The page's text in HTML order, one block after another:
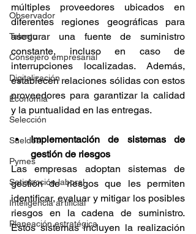
Observador
Talento
Consejero empresarial
Digitalización
Economía
Selección
Sueldos
Pymes
Satisfacción laboral
Inteligencia artificial
Planeación estratégica
múltiples proveedores ubicados en
diferentes regiones geográficas para
asegurar una fuente de suministro
constante, incluso en caso de
interrupciones localizadas. Además,
establecen relaciones sólidas con estos
proveedores para garantizar la calidad
y la puntualidad en las entregas.
Implementación de sistemas de
gestión de riesgos
Las empresas adoptan sistemas de
gestión de riesgos que les permiten
identificar, evaluar y mitigar los posibles
riesgos en la cadena de suministro.
Estos sistemas incluyen la realización